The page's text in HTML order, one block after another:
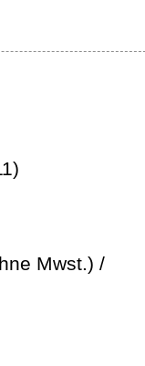
Mwst.) /